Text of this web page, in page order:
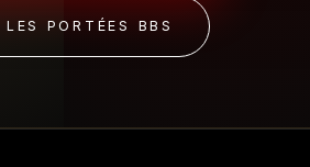
PORTÉES BBS